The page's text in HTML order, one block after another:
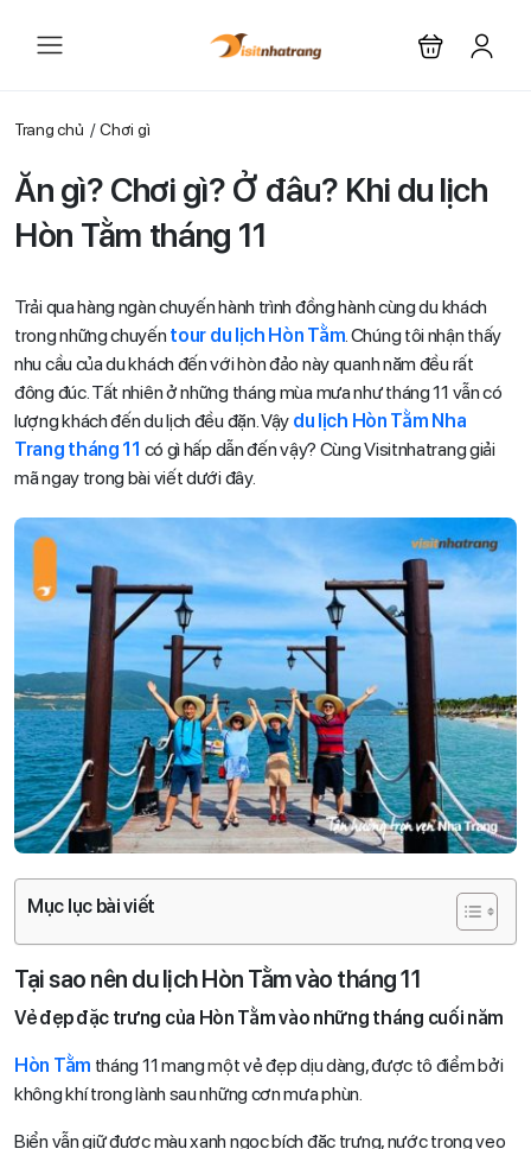
Trang chủ Chơi gì
Ăn gì? Chơi gì? Ở đâu? Khi du lịch
Hòn Tằm tháng 11
Trải qua hàng ngàn chuyến hành trình đồng hành cùng du khách
trong những chuyến tour du lịch Hòn Tằm. Chúng tôi nhận thấy
nhu cầu của du khách đến với hòn đảo này quanh năm đều rất
đông đúc. Tất nhiên ở những tháng mùa mưa như tháng 11 vẫn có
lượng khách đến du lịch đều đặn. Vậy du lịch Hòn Tằm Nha
Trang tháng 11 có gì hấp dẫn đến vậy? Cùng Visitnhatrang giải
mã ngay trong bài viết dưới đây.
Mục lục bài viết
Tại sao nên du lịch Hòn Tằm vào tháng 11
Vẻ đẹp đặc trưng của Hòn Tằm vào những tháng cuối năm
Hòn Tằm tháng 11 mang một vẻ đẹp dịu dàng, được tô điểm bởi
không khí trong lành sau những cơn mưa phùn.
Biển vẫn giữ được màu xanh ngọc bích đặc trưng, nước trong veo